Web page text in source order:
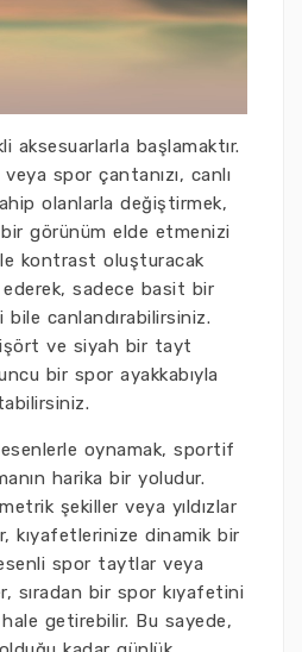
aksesuarlarla başlamaktır.
veya spor çantanızı, canlı
olanlarla değiştirmek,
bir görünüm elde etmenizi
kontrast oluşturacak
sadece basit bir
canlandırabilirsiniz.
ve siyah bir tayt
bir spor ayakkabıyla
oynamak, sportif
harika bir yoludur.
şekiller veya yıldızlar
kıyafetlerinize dinamik bir
spor taytlar veya
sıradan bir spor kıyafetini
getirebilir. Bu sayede,